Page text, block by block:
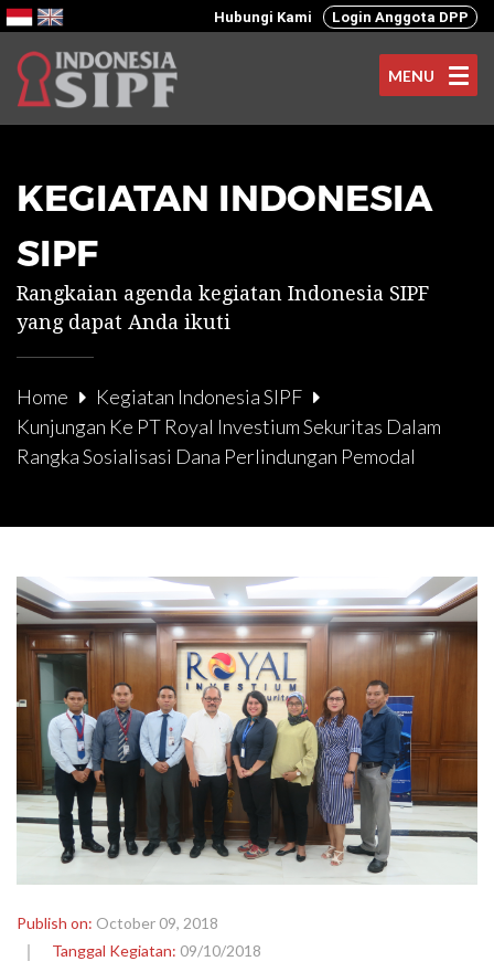
Hubungi Kami Login Anggota DPP
MENU
KEGIATAN INDONESIA
SIPF
Rangkaian agenda kegiatan Indonesia SIPF
yang dapat Anda ikuti
Home
Kegiatan Indonesia SIPF
Kunjungan Ke PT Royal Investium Sekuritas Dalam
Rangka Sosialisasi Dana Perlindungan Pemodal
Publish on: October 09, 2018
Tanggal Kegiatan: 09/10/2018